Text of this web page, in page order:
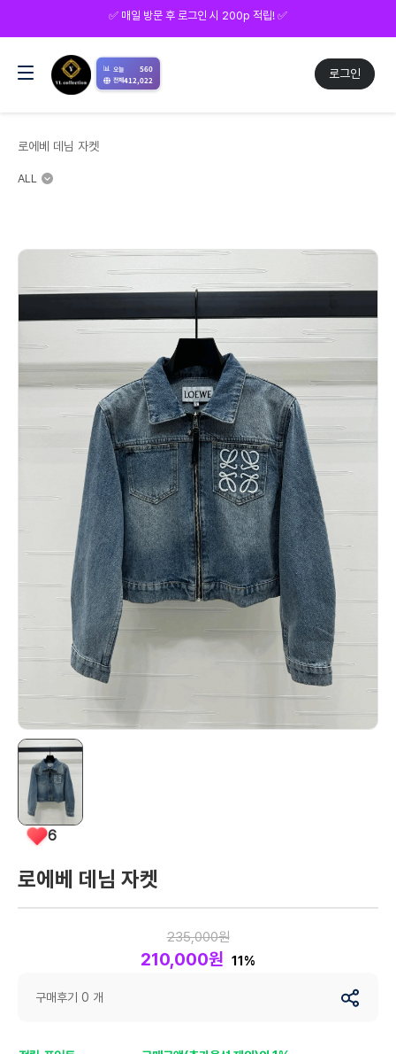
✅ 매일 방문 후 로그인 시 200p 적립! ✅
로그인
📊 오늘 560
전체412,022
로에베 데님 자켓
ALL
6
로에베 데님 자켓
235,000원
210,000원 11%
구매후기 0 개